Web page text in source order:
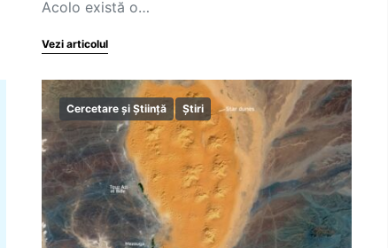
Acolo există o…
Vezi articolul
Cercetare și Știință Știri